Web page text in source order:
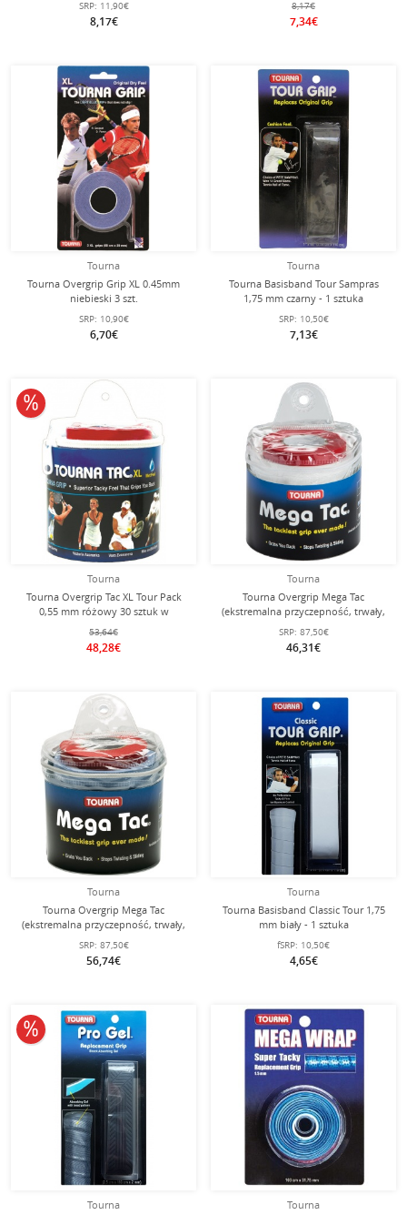
SRP: 11,90€
8,17€
8,17€
7,34€
Tourna
Tourna Overgrip Grip XL 0.45mm
niebieski 3 szt.
SRP: 10,90€
6,70€
Tourna
Tourna Basisband Tour Sampras
1,75 mm czarny - 1 sztuka
SRP: 10,50€
7,13€
Tourna
Tourna Overgrip Tac XL Tour Pack
0,55 mm różowy 30 sztuk w
opakowaniu
53,64€
48,28€
10% obniżone
Tourna
Tourna Overgrip Mega Tac
(ekstremalna przyczepność, trwały,
szeroki) biały 30 sztuk w
opakowaniu.
SRP: 87,50€
46,31€
Tourna
Tourna Overgrip Mega Tac
(ekstremalna przyczepność, trwały,
szeroki) niebieski 30 sztuk w
woreczku
SRP: 87,50€
56,74€
Tourna
Tourna Basisband Classic Tour 1,75
mm biały - 1 sztuka
fSRP: 10,50€
4,65€
Tourna
10% obniżone
Tourna